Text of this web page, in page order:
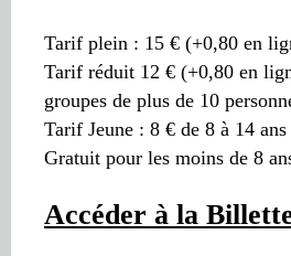
Tarif plein : 15 € (+0,80 en
Tarif réduit 12 € (+0,80 en
groupes de plus de 10
Tarif Jeune : 8 € de 8 à 14
Gratuit pour les moins de 8
Accéder à la